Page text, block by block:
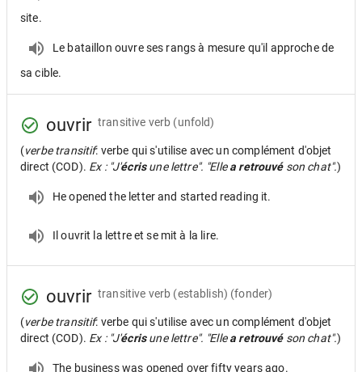
site.
Le bataillon ouvre ses rangs à mesure qu'il approche de
sa cible.
ouvrir transitive verb (unfold)
(verbe transitif: verbe qui s'utilise avec un complément d'objet
direct (COD). Ex : "J'écrisune lettre". "Ellea retrouvéson chat".)
He opened the letter and started reading it.
Il ouvrit la lettre et se mit à la lire.
ouvrir transitive verb (establish) (fonder)
(verbe transitif: verbe qui s'utilise avec un complément d'objet
direct (COD). Ex : "J'écrisune lettre". "Ellea retrouvéson chat".)
The business was opened over fifty years ago.